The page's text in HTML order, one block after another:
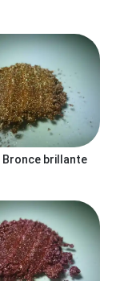
Bronce brillante